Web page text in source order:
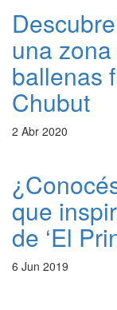
una
ballenas
Chubut
2 Abr 2020
que
de ‘El
6 Jun 2019